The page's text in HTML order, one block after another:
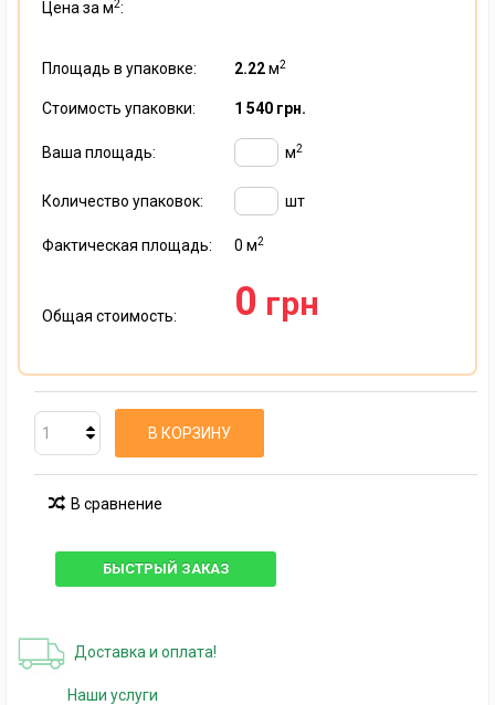
Цена за м2:
Площадь в упаковке: 2.22м2
Стоимость упаковки: 1 540 грн.
Ваша площадь: м2
Количество упаковок: шт
Фактическая площадь: 0 м2
Общая стоимость: 0 грн
В КОРЗИНУ
В сравнение
БЫСТРЫЙ ЗАКАЗ
Доставка и оплата!
Наши услуги